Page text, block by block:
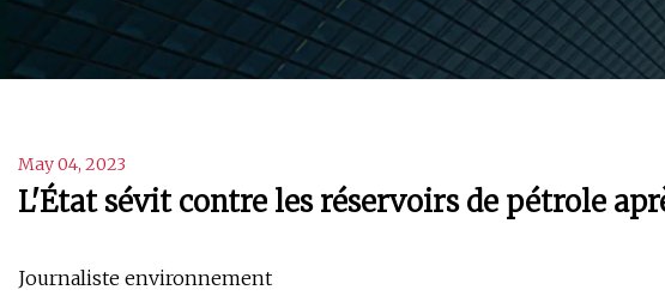
May 04, 2023
L'État sévit contre les réservoirs de pétrole
Journaliste environnement